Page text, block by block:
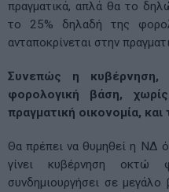
πραγματικά, απλά θα το
το 25% δηλαδή της
ανταποκρίνεται στην
Συνεπώς η κυβέρνηση,
φορολογική βάση,
πραγματική οικονομία,
Θα πρέπει να θυμηθεί η ΝΔ
γίνει κυβέρνηση
συνδημιουργήσει σε